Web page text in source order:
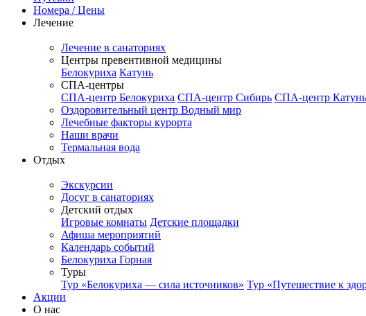
Номера / Цены
Лечение
Лечение в санаториях
Центры превентивной медицины
Белокуриха Катунь
СПА-центры
СПА-центр Белокуриха СПА-центр Сибирь СПА-центр Катунь
Оздоровительный центр Водный мир
Лечебные факторы курорта
Наши врачи
Термальная вода
Отдых
Экскурсии
Досуг в санаториях
Детский отдых
Игровые комнаты Детские площадки
Афиша мероприятий
Календарь событий
Белокуриха Горная
Туры
Тур «Белокуриха — сила источников» Тур «Путешествие к
Акции
О нас